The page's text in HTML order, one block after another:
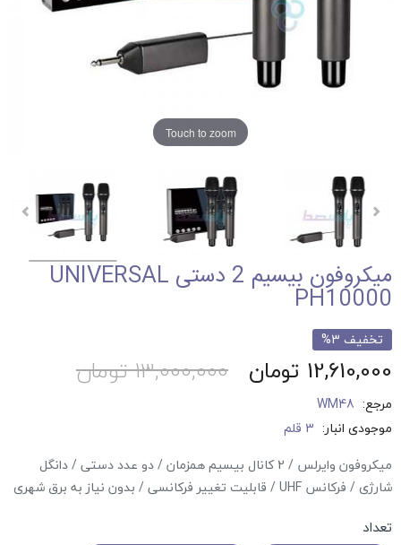
Touch to zoom
میکروفون بیسیم 2 دستی UNIVERSAL
PH10000
تخفیف 3%
12,610,000 تومان 13,000,000 تومان
مرجع: WM48
موجودی انبار: 3 قلم
میکروفون وایرلس / 2 کانال بیسیم همزمان / دو عدد دستی / دانگل
شارژی / فرکانس UHF / قابلیت تغییر فرکانسی / بدون نیاز به برق شهری
تعداد